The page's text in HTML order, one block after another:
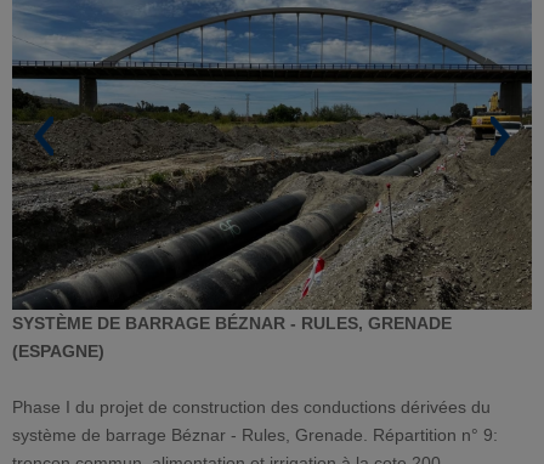
SYSTÈME DE BARRAGE BÉZNAR - RULES, GRENADE
(ESPAGNE)
Phase I du projet de construction des conductions dérivées du
système de barrage Béznar - Rules, Grenade. Répartition n° 9: